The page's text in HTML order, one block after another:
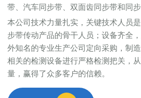
带、汽车同步带、双面齿同步带和同步
本公司技术力量扎实，关键技术人员
步带传动产品的骨干人员；设备齐全
外知名的专业生产公司定向采购，制
相关的检测设备进行严格检测把关，
量，赢得了众多客户的信赖。